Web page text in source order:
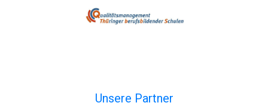
Unsere Partner